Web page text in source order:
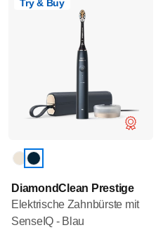
Try & Buy
DiamondClean Prestige
Elektrische Zahnbürste mit
SenseIQ - Blau